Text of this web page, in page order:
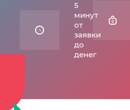
5
минут
от
заявки
до
денег